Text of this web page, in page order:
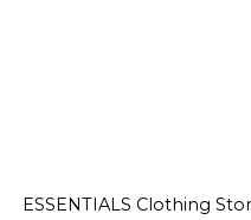
ESSENTIALS Clothing